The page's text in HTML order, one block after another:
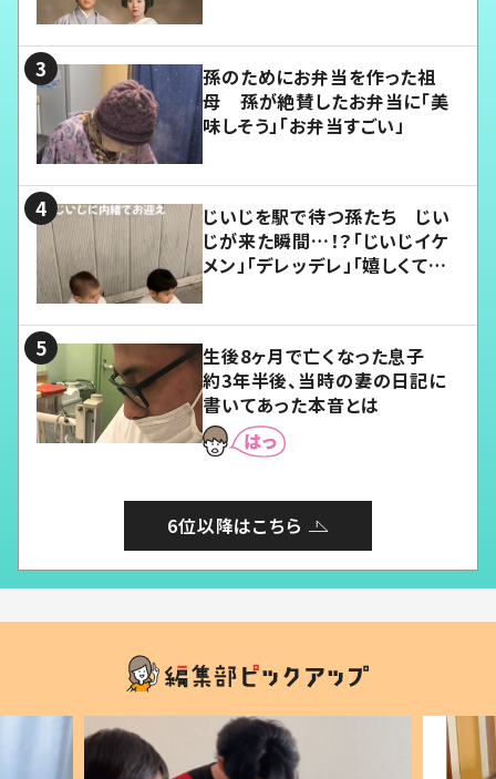
孫のためにお弁当を作った祖
母 孫が絶賛したお弁当に「美
味しそう」「お弁当すごい」
じいじを駅で待つ孫たち じい
じが来た瞬間…！？「じいじイケ
メン」「デレッデレ」「嬉しくて可
生後8ヶ月で亡くなった息子
約3年半後、当時の妻の日記に
書いてあった本音とは
6位以降はこちら